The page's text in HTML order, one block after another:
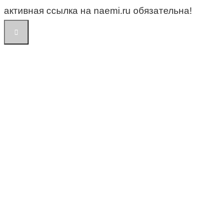
активная ссылка на naemi.ru обязательна!